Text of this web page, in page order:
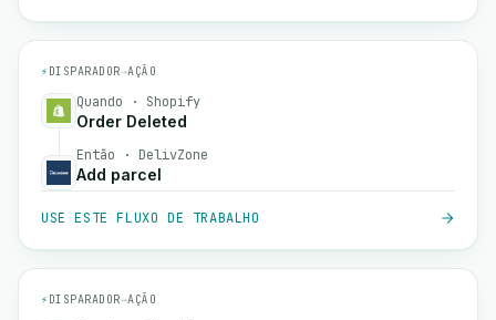
⚡ DISPARADOR→AÇÃO
Quando · Shopify
Order Deleted
Então · DelivZone
Add parcel
USE ESTE FLUXO DE TRABALHO
⚡ DISPARADOR→AÇÃO